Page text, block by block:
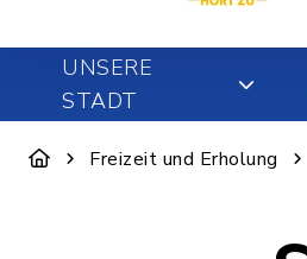
UNSERE
STADT
Freizeit und Erholung